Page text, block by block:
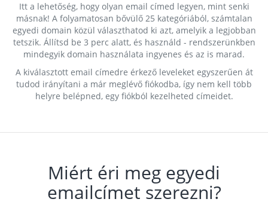
Itt a lehetőség, hogy olyan email címed legyen, mint senki
másnak! A folyamatosan bővülő 25 kategóriából, számtalan
egyedi domain közül választhatod ki azt, amelyik a legjobban
tetszik. Állítsd be 3 perc alatt, és használd - rendszerünkben
mindegyik domain használata ingyenes és az is marad.
A kiválasztott email címedre érkező leveleket egyszerűen át
tudod irányítani a már meglévő fiókodba, így nem kell több
helyre belépned, egy fiókból kezelheted címeidet.
Miért éri meg egyedi
emailcímet szerezni?